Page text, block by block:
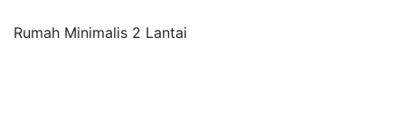
Rumah Minimalis 2 Lantai